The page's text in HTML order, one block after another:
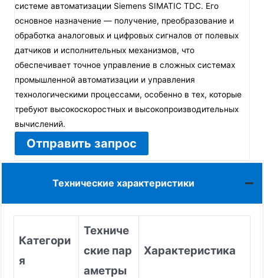
системе автоматизации Siemens SIMATIC TDC. Его
основное назначение — получение, преобразование и
обработка аналоговых и цифровых сигналов от полевых
датчиков и исполнительных механизмов, что
обеспечивает точное управление в сложных системах
промышленной автоматизации и управления
технологическими процессами, особенно в тех, которые
требуют высокоскоростных и высокопроизводительных
вычислений.
Отправить запрос
Технические характеристики
Категори
я
Техниче
ские пар
аметры
Характеристика